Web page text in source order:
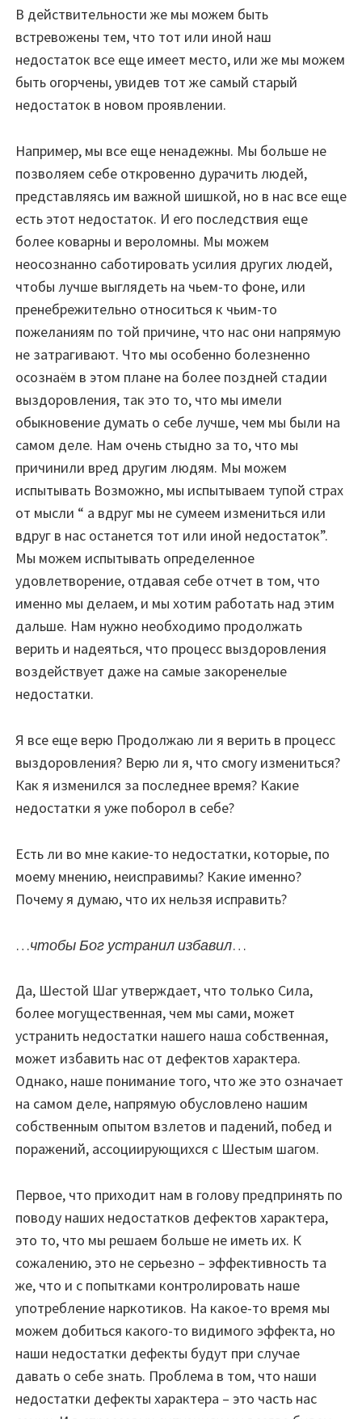
В действительности же мы можем быть
встревожены тем, что тот или иной наш
недостаток все еще имеет место, или же мы можем
быть огорчены, увидев тот же самый старый
недостаток в новом проявлении.
Например, мы все еще ненадежны. Мы больше не
позволяем себе откровенно дурачить людей,
представляясь им важной шишкой, но в нас все еще
есть этот недостаток. И его последствия еще
более коварны и вероломны. Мы можем
неосознанно саботировать усилия других людей,
чтобы лучше выглядеть на чьем-то фоне, или
пренебрежительно относиться к чьим-то
пожеланиям по той причине, что нас они напрямую
не затрагивают. Что мы особенно болезненно
осознаём в этом плане на более поздней стадии
выздоровления, так это то, что мы имели
обыкновение думать о себе лучше, чем мы были на
самом деле. Нам очень стыдно за то, что мы
причинили вред другим людям. Мы можем
испытывать Возможно, мы испытываем тупой страх
от мысли “ а вдруг мы не сумеем измениться или
вдруг в нас останется тот или иной недостаток”.
Мы можем испытывать определенное
удовлетворение, отдавая себе отчет в том, что
именно мы делаем, и мы хотим работать над этим
дальше. Нам нужно необходимо продолжать
верить и надеяться, что процесс выздоровления
воздействует даже на самые закоренелые
недостатки.
Я все еще верю Продолжаю ли я верить в процесс
выздоровления? Верю ли я, что смогу измениться?
Как я изменился за последнее время? Какие
недостатки я уже поборол в себе?
Есть ли во мне какие-то недостатки, которые, по
моему мнению, неисправимы? Какие именно?
Почему я думаю, что их нельзя исправить?
…чтобы Бог устранил избавил…
Да, Шестой Шаг утверждает, что только Сила,
более могущественная, чем мы сами, может
устранить недостатки нашего наша собственная,
может избавить нас от дефектов характера.
Однако, наше понимание того, что же это означает
на самом деле, напрямую обусловлено нашим
собственным опытом взлетов и падений, побед и
поражений, ассоциирующихся с Шестым шагом.
Первое, что приходит нам в голову предпринять по
поводу наших недостатков дефектов характера,
это то, что мы решаем больше не иметь их. К
сожалению, это не серьезно – эффективность та
же, что и с попытками контролировать наше
употребление наркотиков. На какое-то время мы
можем добиться какого-то видимого эффекта, но
наши недостатки дефекты будут при случае
давать о себе знать. Проблема в том, что наши
недостатки дефекты характера – это часть нас